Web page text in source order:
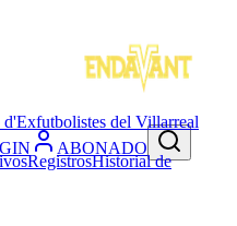
ABONADO
d'Exfutbolistes del Villarreal
RegistrosHistorial de